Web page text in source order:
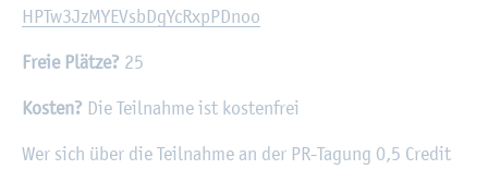
HPTw​3JzM​YEVs​bDgY​cRxp​PDno​o
Freie Plät­ze? 25
Kos­ten? Die Teil­nah­me ist kos­ten­frei
Wer sich über die Teil­nah­me an der PR-Ta­gung 0,5 Credit